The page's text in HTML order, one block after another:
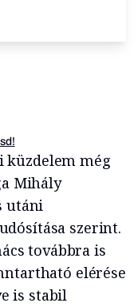
küzdelem még
Mihály
utáni
szerint.
továbbra is
elérése
is stabil